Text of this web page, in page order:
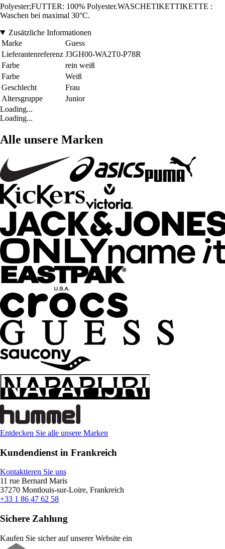
Polyester;FUTTER: 100% Polyester.WASCHETIKETTIKETTE :
Waschen bei maximal 30°C.
Zusätzliche Informationen
Marke
Guess
Lieferantenreferenz J3GH00-WA2T0-P78R
Farbe
rein weiß
Farbe
Weiß
Geschlecht
Frau
Altersgruppe
Junior
Loading...
Loading...
Alle unsere Marken
Entdecken Sie alle unsere Marken
Kundendienst in Frankreich
Kontaktieren Sie uns
11 rue Bernard Maris
37270 Montlouis-sur-Loire, Frankreich
+33 1 86 47 62 58
Sichere Zahlung
Kaufen Sie sicher auf unserer Website ein